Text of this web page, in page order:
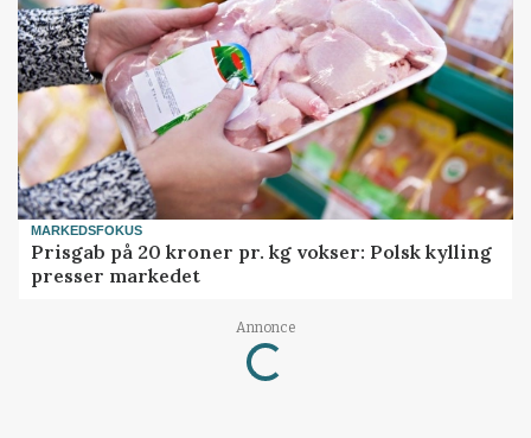
MARKEDSFOKUS
Prisgab på 20 kroner pr. kg vokser: Polsk kylling
presser markedet
Annonce
Loading...